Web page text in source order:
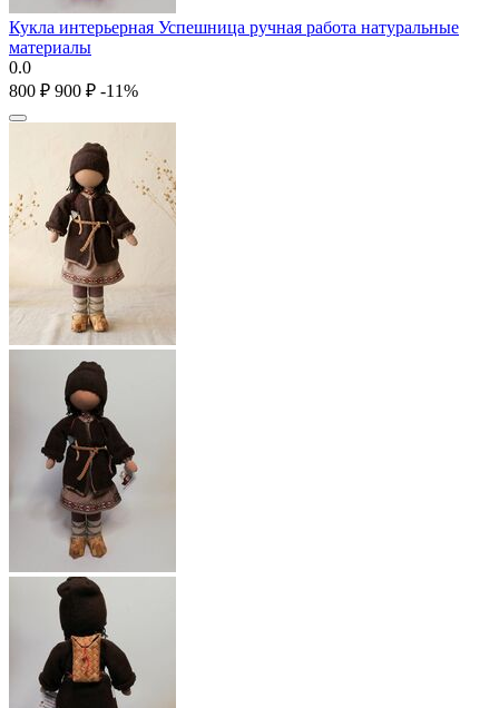
Кукла интерьерная Успешница ручная работа натуральные
материалы
0.0
‍800‍ ₽ ‍900‍ ₽ -11%